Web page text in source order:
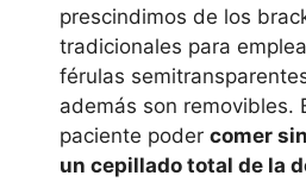
prescindimos de los
tradicionales para
férulas
además son removibles.
paciente poder comer
un cepillado total de la